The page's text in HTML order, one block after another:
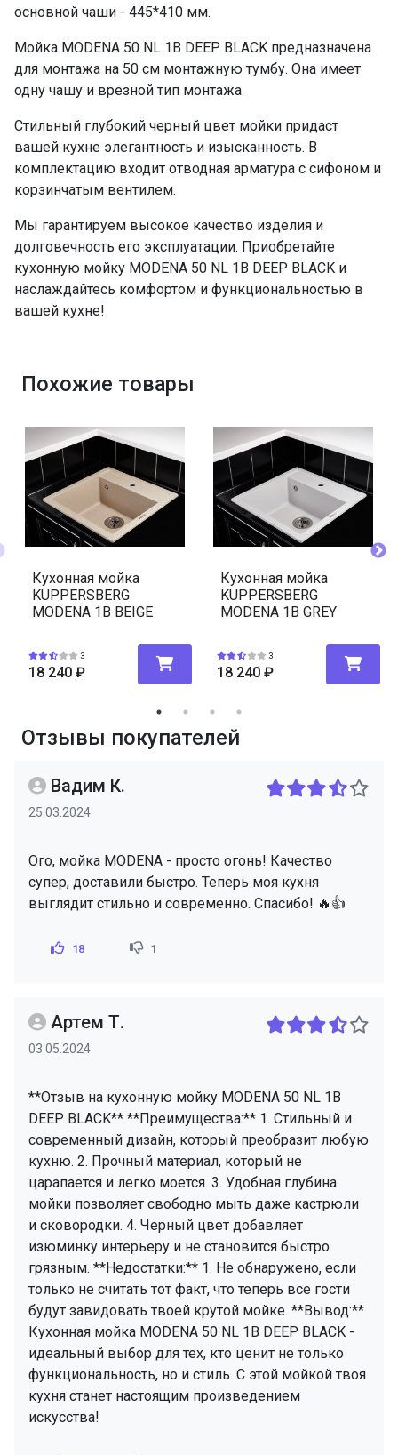
основной чаши - 445*410 мм.
Мойка MODENA 50 NL 1B DEEP BLACK предназначена
для монтажа на 50 см монтажную тумбу. Она имеет
одну чашу и врезной тип монтажа.
Стильный глубокий черный цвет мойки придаст
вашей кухне элегантность и изысканность. В
комплектацию входит отводная арматура с сифоном и
корзинчатым вентилем.
Мы гарантируем высокое качество изделия и
долговечность его эксплуатации. Приобретайте
кухонную мойку MODENA 50 NL 1B DEEP BLACK и
наслаждайтесь комфортом и функциональностью в
вашей кухне!
Похожие товары
Кухонная мойка
KUPPERSBERG
MODENA 1B BEIGE
3
18 240 ₽
Кухонная мойка
KUPPERSBERG
MODENA 1B GREY
3
18 240 ₽
Отзывы покупателей
Вадим К.
25.03.2024
Ого, мойка MODENA - просто огонь! Качество
супер, доставили быстро. Теперь моя кухня
выглядит стильно и современно. Спасибо! 🔥👍
18 1
Артем Т.
03.05.2024
**Отзыв на кухонную мойку MODENA 50 NL 1B
DEEP BLACK** **Преимущества:** 1. Стильный и
современный дизайн, который преобразит любую
кухню. 2. Прочный материал, который не
царапается и легко моется. 3. Удобная глубина
мойки позволяет свободно мыть даже кастрюли
и сковородки. 4. Черный цвет добавляет
изюминку интерьеру и не становится быстро
грязным. **Недостатки:** 1. Не обнаружено, если
только не считать тот факт, что теперь все гости
будут завидовать твоей крутой мойке. **Вывод:**
Кухонная мойка MODENA 50 NL 1B DEEP BLACK -
идеальный выбор для тех, кто ценит не только
функциональность, но и стиль. С этой мойкой твоя
кухня станет настоящим произведением
искусства!